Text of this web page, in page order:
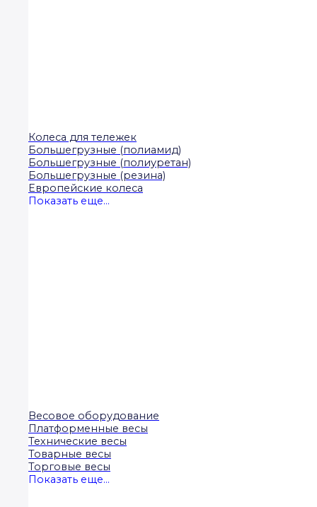
Колеса для тележек
Большегрузные (полиамид)
Большегрузные (полиуретан)
Большегрузные (резина)
Европейские колеса
Показать еще...
Весовое оборудование
Платформенные весы
Технические весы
Товарные весы
Торговые весы
Показать еще...